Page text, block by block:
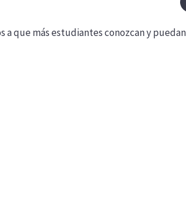
a que más estudiantes conozcan y